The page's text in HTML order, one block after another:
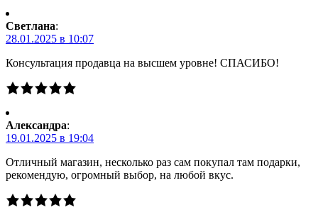
Светлана:
28.01.2025 в 10:07
Консультация продавца на высшем уровне! СПАСИБО!
Александра:
19.01.2025 в 19:04
Отличный магазин, несколько раз сам покупал там подарки,
рекомендую, огромный выбор, на любой вкус.